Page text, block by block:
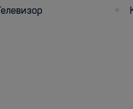
Телевизор